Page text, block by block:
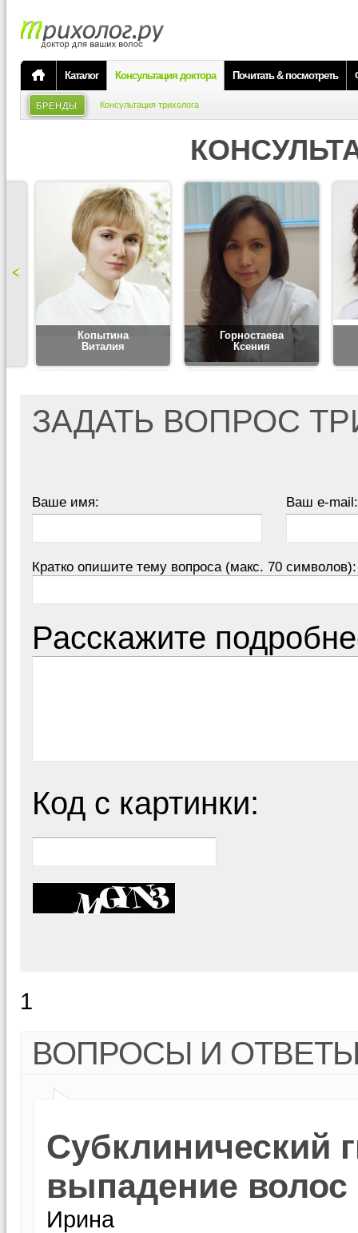
Каталог Консультация доктора Почитать & посмотреть
БРЕНДЫ Консультация трихолога
Копытина
Виталия
Горностаева
Ксения
ЗАДАТЬ ВОПРОС
Ваше имя: Ваш e-mail:
Кратко опишите тему вопроса (макс. 70 символов):
Расскажите
Код с картинки:
1
ВОПРОСЫ И
Субклинический
выпадение волос
Ирина